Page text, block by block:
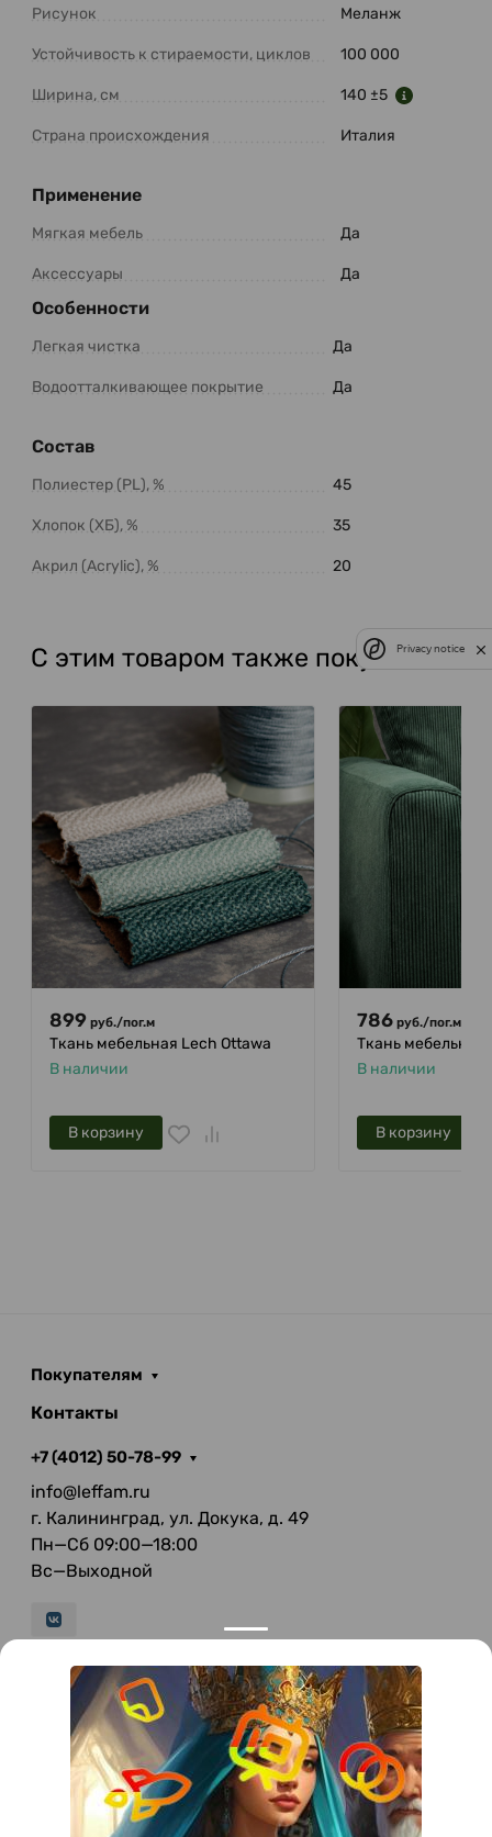
Рисунок Меланж
Устойчивость к стираемости, циклов 100 000
Ширина, см 140 ±5
Страна происхождения Италия
Применение
Мягкая мебель Да
Аксессуары Да
Особенности
Легкая чистка Да
Водоотталкивающее покрытие Да
Состав
Полиестер (PL), % 45
Хлопок (ХБ), % 35
Акрил (Acrylic), % 20
С этим товаром также покупают
899 руб./пог.м
Ткань мебельная Lech Ottawa
В наличии
В корзину
786 руб./пог.м
Ткань мебельная
В наличии
В корзину
Покупателям
Контакты
+7 (4012) 50-78-99
info@leffam.ru
г. Калининград, ул. Докука, д. 49
Пн—Сб 09:00—18:00
Вс—Выходной
© 2026 LeFFAM — материалы для качественной
мягкой мебели
Получение и обработка персональных данных происходит в
соответствии с Федеральным законом от 27.07.2006 года №152-ФЗ
"О персональных данных", на условиях и для целей, определенных
Политикой конфиденциальности
Все права защищены. Использование информации с сайта без
разрешения запрещено. Информация, указанная на сайте, не
Privacy notice